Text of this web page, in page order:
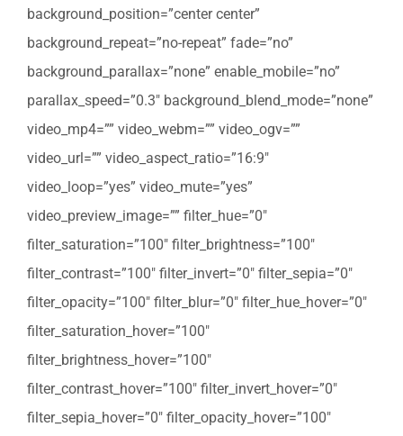
background_position=”center center”
background_repeat=”no-repeat” fade=”no”
background_parallax=”none” enable_mobile=”no”
parallax_speed=”0.3″ background_blend_mode=”none”
video_mp4=”” video_webm=”” video_ogv=””
video_url=”” video_aspect_ratio=”16:9″
video_loop=”yes” video_mute=”yes”
video_preview_image=”” filter_hue=”0″
filter_saturation=”100″ filter_brightness=”100″
filter_contrast=”100″ filter_invert=”0″ filter_sepia=”0″
filter_opacity=”100″ filter_blur=”0″ filter_hue_hover=”0″
filter_saturation_hover=”100″
filter_brightness_hover=”100″
filter_contrast_hover=”100″ filter_invert_hover=”0″
filter_sepia_hover=”0″ filter_opacity_hover=”100″